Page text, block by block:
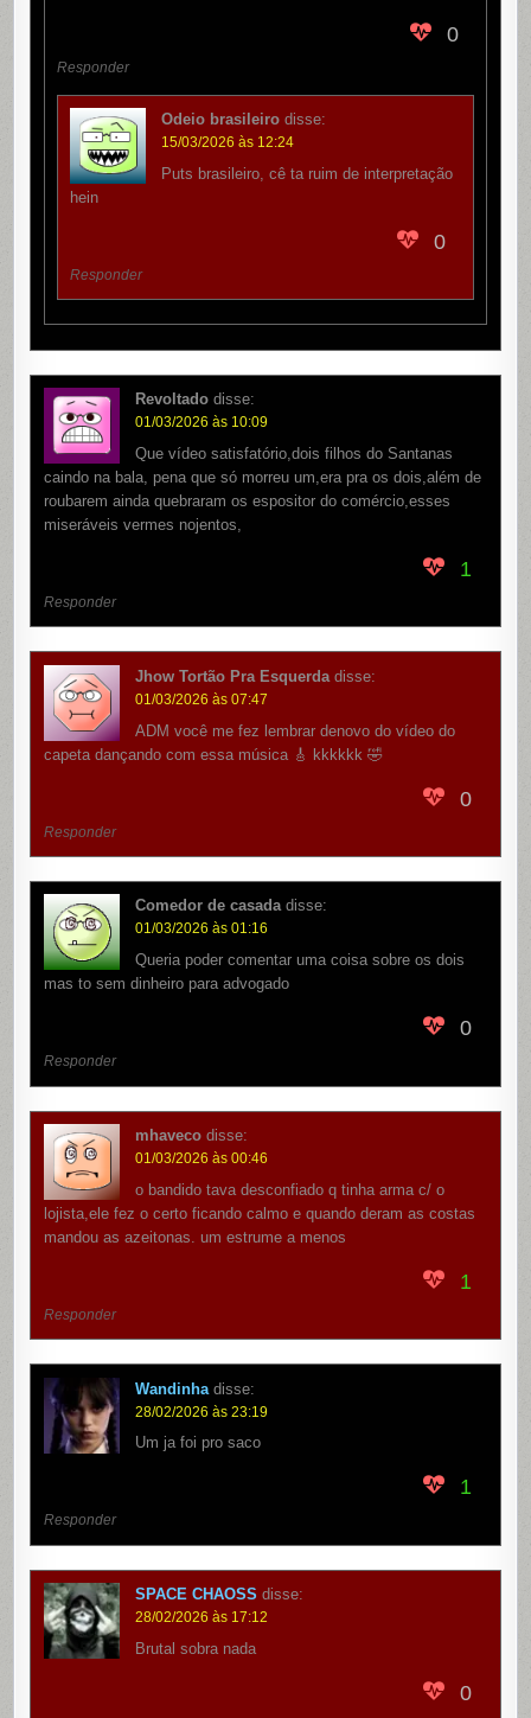
0
Responder
Odeio brasileiro disse:
15/03/2026 às 12:24
Puts brasileiro, cê ta ruim de interpretação
hein
0
Responder
Revoltado disse:
01/03/2026 às 10:09
Que vídeo satisfatório,dois filhos do Santanas
caindo na bala, pena que só morreu um,era pra os dois,além de
roubarem ainda quebraram os espositor do comércio,esses
miseráveis vermes nojentos,
1
Responder
Jhow Tortão Pra Esquerda disse:
01/03/2026 às 07:47
ADM você me fez lembrar denovo do vídeo do
capeta dançando com essa música 🎸 kkkkkk 🤣
0
Responder
Comedor de casada disse:
01/03/2026 às 01:16
Queria poder comentar uma coisa sobre os dois
mas to sem dinheiro para advogado
0
Responder
mhaveco disse:
01/03/2026 às 00:46
o bandido tava desconfiado q tinha arma c/ o
lojista,ele fez o certo ficando calmo e quando deram as costas
mandou as azeitonas. um estrume a menos
1
Responder
Wandinha disse:
28/02/2026 às 23:19
Um ja foi pro saco
1
Responder
SPACE CHAOSS disse:
28/02/2026 às 17:12
Brutal sobra nada
0